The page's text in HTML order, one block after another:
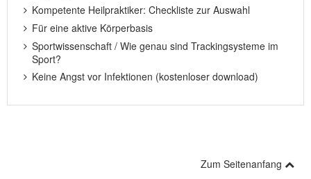
Kompetente Heilpraktiker: Checkliste zur Auswahl
Für eine aktive Körperbasis
Sportwissenschaft / Wie genau sind Trackingsysteme im
Sport?
Keine Angst vor Infektionen (kostenloser download)
Zum Seitenanfang